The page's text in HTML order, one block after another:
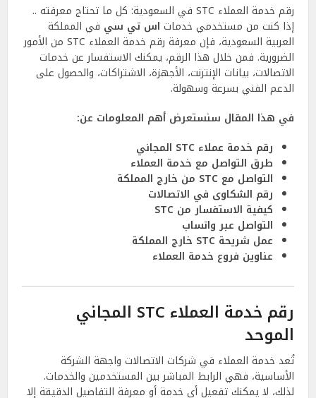
رقم خدمة العملاء STC في السعودية: كل ما تحتاج معرفته ..
إذا كنت من مستخدمي خدمات اس تي سي في المملكة
العربية السعودية، فإن معرفة رقم خدمة العملاء STC من الأمور
الضرورية. فمن خلال هذا الرقم، يمكنك الاستفسار عن خدمات
الاتصالات، بيانات الإنترنت، الأجهزة، الاشتراكات، والحصول على
الدعم الفني بسرعة وسهولة.
في هذا المقال سنستعرض أهم المعلومات عن:
رقم خدمة عملاء STC المجاني
طرق التواصل مع خدمة العملاء
التواصل مع STC من خارج المملكة
رقم الشكاوى في الاتصالات
كيفية الاستفسار من STC
التواصل عبر واتساب
عمل شريحة STC خارج المملكة
عناوين فروع خدمة العملاء
رقم خدمة العملاء STC المجاني
الموحد
تُعد خدمة العملاء في شركات الاتصالات واجهة الشركة
الأساسية، فهي الرابط المباشر بين المستخدمين والخدمات.
لذلك، لا يمكنك تفعيل أي خدمة أو معرفة التفاصيل الدقيقة إلا